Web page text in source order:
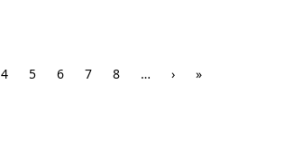
4 5 6 7 8 … › »